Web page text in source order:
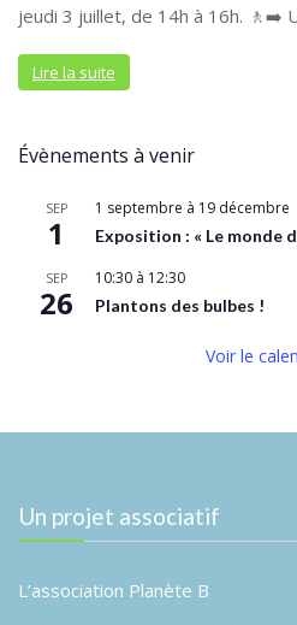
jeudi 3 juillet, de 14h à 16h. 🚶‍➡️
Lire la suite
Évènements à venir
SEP
1
1 septembre à 19 décembre
Exposition : « Le monde
SEP
26
10:30 à 12:30
Plantons des bulbes !
Voir le
Un projet associatif
L’association Planète B